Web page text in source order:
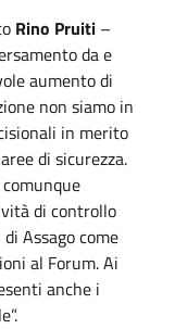
Rino Pruiti –
da e
aumento di
non siamo in
in merito
di sicurezza.
di controllo
Assago come
al Forum. Ai
anche i